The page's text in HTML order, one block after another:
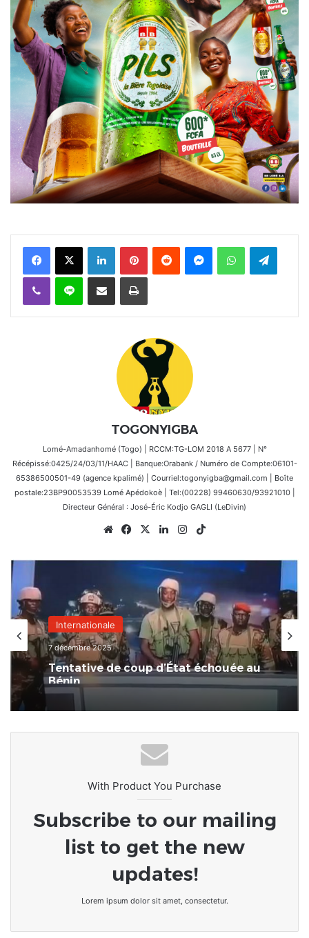
FacebookX Linkedin PinterestReddit MessengerWhatsAppTelegram
Viber Ligne Partager par email Imprimer
TOGONYIGBA
Lomé-Amadanhomé (Togo) | RCCM:TG-LOM 2018 A 5677 | N°
Récépissé:0425/24/03/11/HAAC | Banque:Orabank / Numéro de Compte:06101-
65386500501-49 (agence kpalimé) | Courriel:togonyigba@gmail.com | Boîte
postale:23BP90053539 Lomé Apédokoè | Tel:(00228) 99460630/93921010 |
Directeur Général : José-Éric Kodjo GAGLI (LeDivin)
WebsiteFacebook
X LinkedinInstagram
Internationale
7 décembre 2025
Tentative de coup d’État échouée au
Bénin
With Product You Purchase
Subscribe to our mailing
list to get the new
updates!
Lorem ipsum dolor sit amet, consectetur.